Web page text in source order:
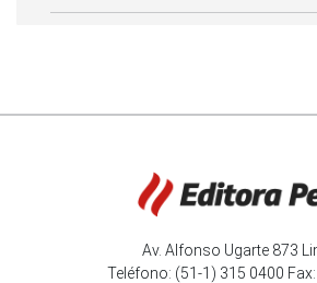
Av. Alfonso Ugarte 873
Teléfono: (51-1) 315 0400